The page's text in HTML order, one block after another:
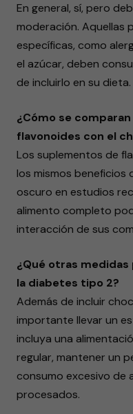
En general, sí, pero
moderación. Aquellas
específicas, como
el azúcar, deben
de incluirlo en su dieta.
¿Cómo se
flavonoides con el
Los suplementos de
los mismos beneficios
oscuro en estudios
alimento completo
interacción de sus
¿Qué otras
la diabetes tipo 2?
Además de incluir
importante llevar un
incluya una
regular, mantener un
consumo excesivo de
procesados.